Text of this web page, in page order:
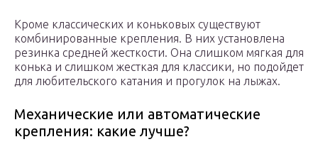
Кроме классических и коньковых существуют
комбинированные крепления. В них установлена
резинка средней жесткости. Она слишком мягкая для
конька и слишком жесткая для классики, но подойдет
для любительского катания и прогулок на лыжах.
Механические или автоматические
крепления: какие лучше?